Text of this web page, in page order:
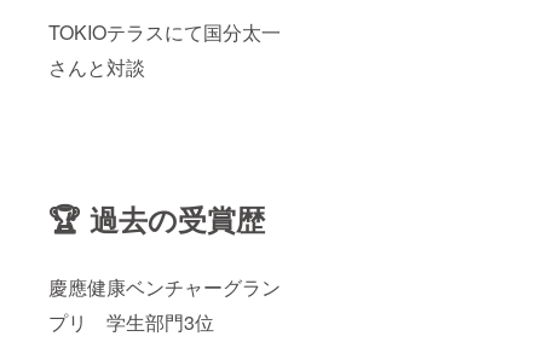
TOKIOテラスにて国分太一
さんと対談
🏆 過去の受賞歴
慶應健康ベンチャーグラン
プリ 学生部門3位